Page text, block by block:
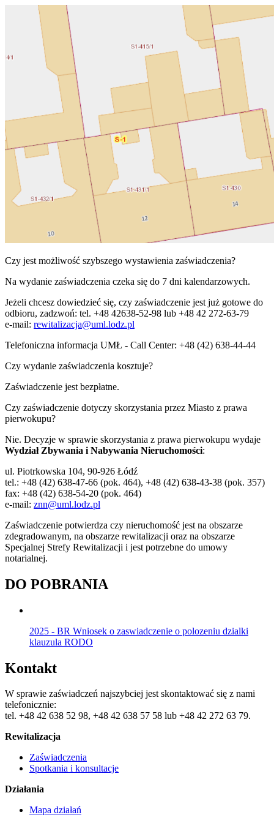
Czy jest możliwość szybszego wystawienia zaświadczenia?
Na wydanie zaświadczenia czeka się do 7 dni kalendarzowych.
Jeżeli chcesz dowiedzieć się, czy zaświadczenie jest już gotowe do
odbioru, zadzwoń: tel. +48 42638-52-98 lub +48 42 272-63-79
e-mail: rewitalizacja@uml.lodz.pl
Telefoniczna informacja UMŁ - Call Center: +48 (42) 638-44-44
Czy wydanie zaświadczenia kosztuje?
Zaświadczenie jest bezpłatne.
Czy zaświadczenie dotyczy skorzystania przez Miasto z prawa
pierwokupu?
Nie. Decyzje w sprawie skorzystania z prawa pierwokupu wydaje
Wydział Zbywania i Nabywania Nieruchomości:
ul. Piotrkowska 104, 90-926 Łódź
tel.: +48 (42) 638-47-66 (pok. 464), +48 (42) 638-43-38 (pok. 357)
fax: +48 (42) 638-54-20 (pok. 464)
e-mail: znn@uml.lodz.pl
Zaświadczenie potwierdza czy nieruchomość jest na obszarze
zdegradowanym, na obszarze rewitalizacji oraz na obszarze
Specjalnej Strefy Rewitalizacji i jest potrzebne do umowy
notarialnej.
DO POBRANIA
2025 - BR Wniosek o zaswiadczenie o polozeniu dzialki
klauzula RODO
Kontakt
W sprawie zaświadczeń najszybciej jest skontaktować się z nami
telefonicznie:
tel. +48 42 638 52 98, +48 42 638 57 58 lub +48 42 272 63 79.
Rewitalizacja
Zaświadczenia
Spotkania i konsultacje
Działania
Mapa działań